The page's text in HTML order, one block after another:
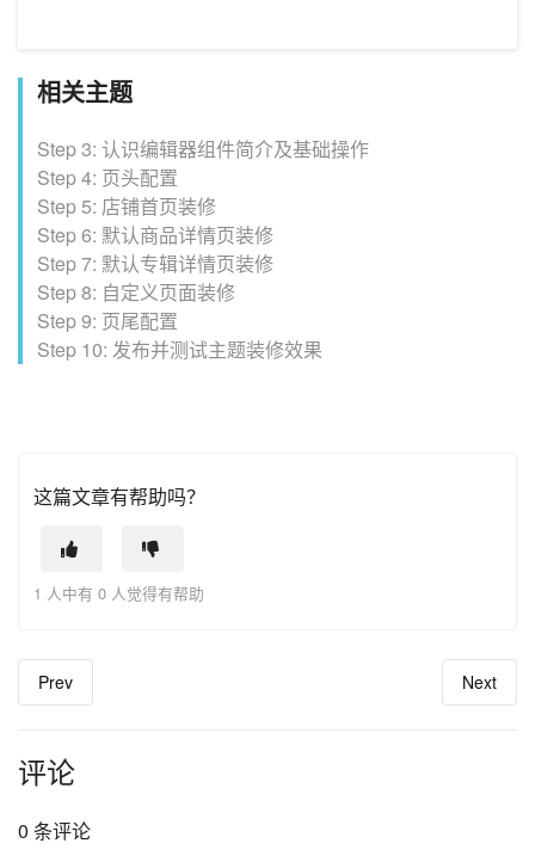
相关主题
Step 3: 认识编辑器组件简介及基础操作
Step 4: 页头配置
Step 5: 店铺首页装修
Step 6: 默认商品详情页装修
Step 7: 默认专辑详情页装修
Step 8: 自定义页面装修
Step 9: 页尾配置
Step 10: 发布并测试主题装修效果
这篇文章有帮助吗？
1 人中有 0 人觉得有帮助
Prev Next
评论
0 条评论